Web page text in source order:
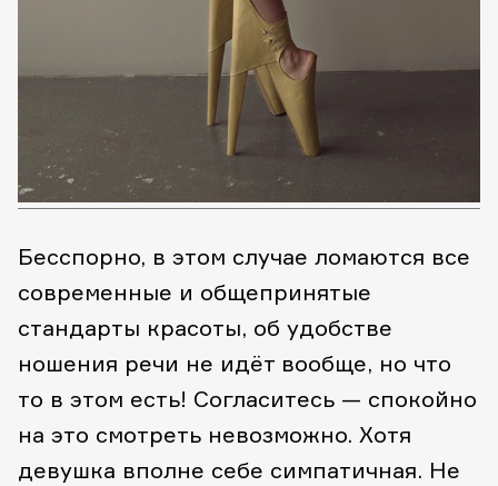
Бесспорно, в этом случае ломаются все
современные и общепринятые
стандарты красоты, об удобстве
ношения речи не идёт вообще, но что
то в этом есть! Согласитесь — спокойно
на это смотреть невозможно. Хотя
девушка вполне себе симпатичная. Не